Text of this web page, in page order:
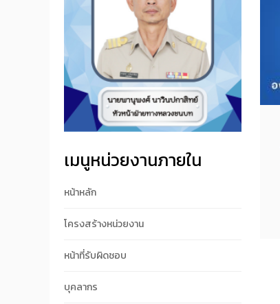
เมนูหน่วยงานภายใน
หน้าหลัก
โครงสร้างหน่วยงาน
หน้าที่รับผิดชอบ
บุคลากร